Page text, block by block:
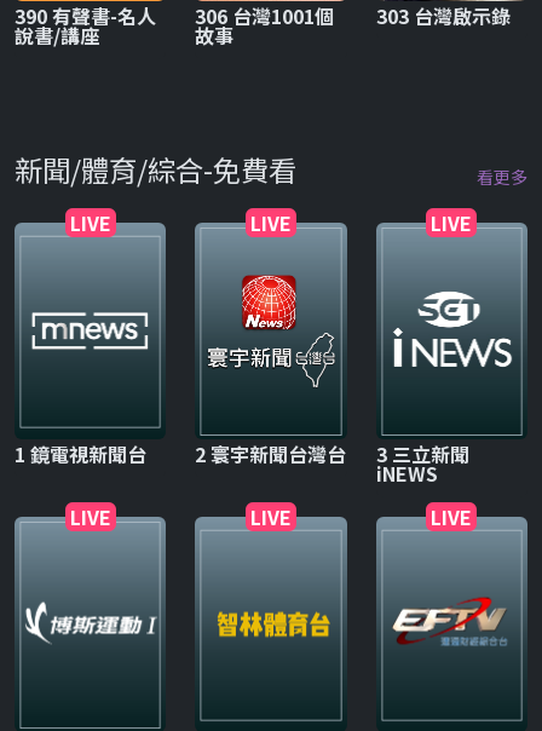
390 有聲書-名人
說書/講座
306 台灣1001個
故事
303 台灣啟示錄
新聞/體育/綜合-免費看 看更多
LIVE
1 鏡電視新聞台
LIVE
2 寰宇新聞台灣台
LIVE
3 三立新聞
iNEWS
LIVE
LIVE LIVE